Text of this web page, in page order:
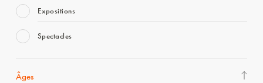
Expositions
Spectacles
Âges